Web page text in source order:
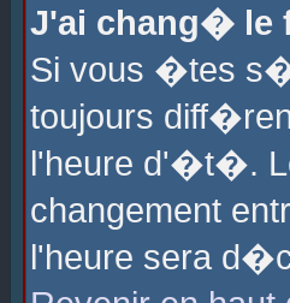
J'ai chang� le
Si vous �tes
toujours
l'heure d'�t�.
changement
l'heure sera